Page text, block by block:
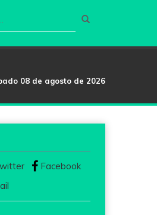
08 de agosto de 2026
Facebook